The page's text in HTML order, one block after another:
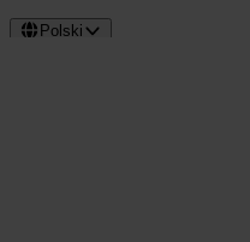
Polski